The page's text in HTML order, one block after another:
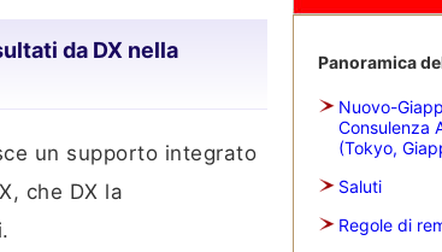
da DX nella
un supporto integrato
che DX la
Panoramica
Nuovo-
Consulenza
(Tokyo,
Saluti
Regole di